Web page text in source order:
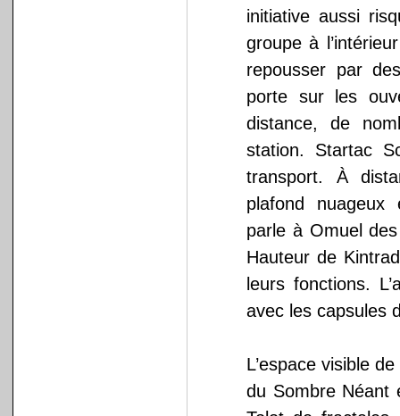
initiative aussi
groupe à
repousser par
porte sur les
distance, de
station. Startac
transport. À
plafond nuageux
parle à Omuel
Hauteur de
leurs fonctions.
avec les capsules
L’espace visible
du Sombre Néant